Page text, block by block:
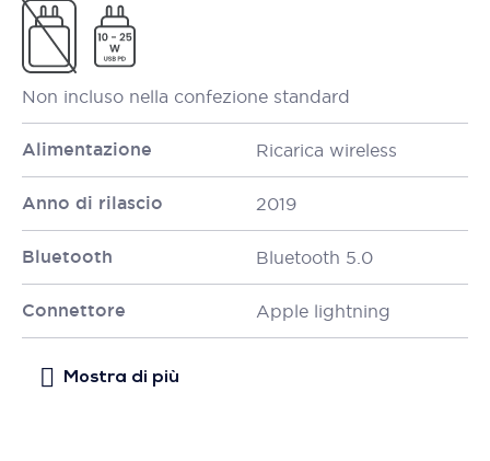
Non incluso nella confezione standard
Alimentazione Ricarica wireless
Anno di rilascio 2019
Bluetooth Bluetooth 5.0
Connettore Apple lightning